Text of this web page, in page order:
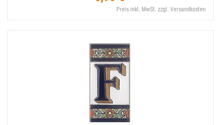
Preis inkl. MwSt. zzgl. Versandkosten